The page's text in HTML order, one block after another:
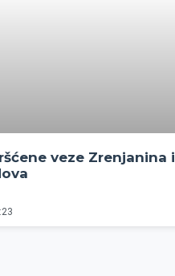
veze Zrenjanina i